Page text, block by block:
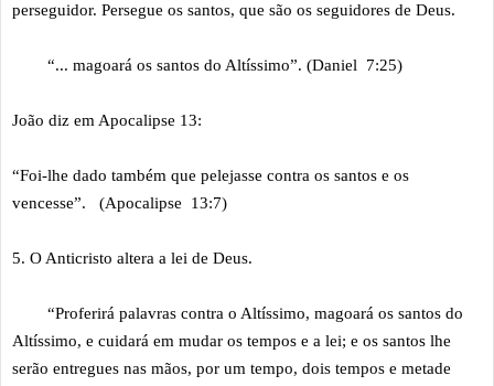
perseguidor. Persegue os santos, que são os seguidores de Deus.
“... magoará os santos do Altíssimo”. (Daniel 7:25)
João diz em Apocalipse 13:
“Foi-lhe dado também que pelejasse contra os santos e os
vencesse”. (Apocalipse 13:7)
5. O Anticristo altera a lei de Deus.
“Proferirá palavras contra o Altíssimo, magoará os santos do
Altíssimo, e cuidará em mudar os tempos e a lei; e os santos lhe
serão entregues nas mãos, por um tempo, dois tempos e metade